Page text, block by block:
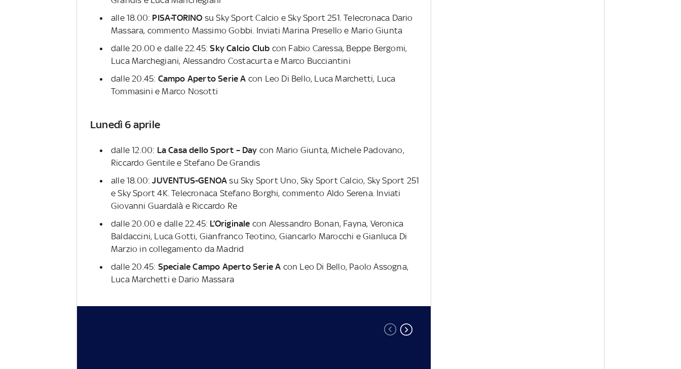
alle 18.00: PISA-TORINO su Sky Sport Calcio e Sky Sport 251. Telecronaca Dario
Massara, commento Massimo Gobbi. Inviati Marina Presello e Mario Giunta
dalle 20.00 e dalle 22.45:Sky Calcio Club con Fabio Caressa, Beppe Bergomi,
Luca Marchegiani, Alessandro Costacurta e Marco Bucciantini
dalle 20.45: Campo Aperto Serie A con Leo Di Bello, Luca Marchetti, Luca
Tommasini e Marco Nosotti
Lunedì 6 aprile
dalle 12.00: La Casa dello Sport – Day con Mario Giunta, Michele Padovano,
Riccardo Gentile e Stefano De Grandis
alle 18.00:JUVENTUS-GENOA su Sky Sport Uno, Sky Sport Calcio, Sky Sport 251
e Sky Sport 4K. Telecronaca Stefano Borghi, commento Aldo Serena. Inviati
Giovanni Guardalà e Riccardo Re
dalle 20.00 e dalle 22.45: L’Originale con Alessandro Bonan, Fayna, Veronica
Baldaccini, Luca Gotti, Gianfranco Teotino, Giancarlo Marocchi e Gianluca Di
Marzio in collegamento da Madrid
dalle 20.45: Speciale Campo Aperto Serie A con Leo Di Bello, Paolo Assogna,
Luca Marchetti e Dario Massara